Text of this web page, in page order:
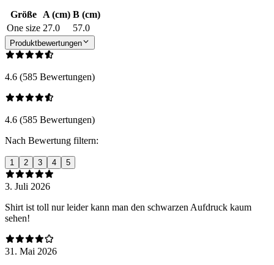
Größe A (cm) B (cm)
One size 27.0 57.0
Produktbewertungen
4.6 (585 Bewertungen)
4.6 (585 Bewertungen)
Nach Bewertung filtern:
1 2 3 4 5
3. Juli 2026
Shirt ist toll nur leider kann man den schwarzen Aufdruck kaum
sehen!
31. Mai 2026